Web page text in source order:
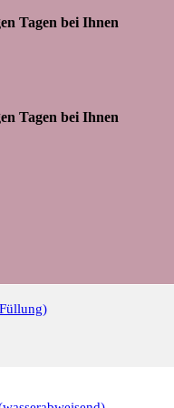
Tagen bei Ihnen
Tagen bei Ihnen